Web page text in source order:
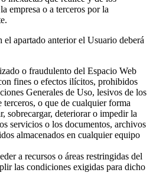
empresa o a terceros por la
el apartado anterior el Usuario deberá
o fraudulento del Espacio Web
fines o efectos ilícitos, prohibidos
Generales de Uso, lesivos de los
terceros, o que de cualquier forma
sobrecargar, deteriorar o impedir la
servicios o los documentos, archivos
almacenados en cualquier equipo
a recursos o áreas restringidas del
las condiciones exigidas para dicho